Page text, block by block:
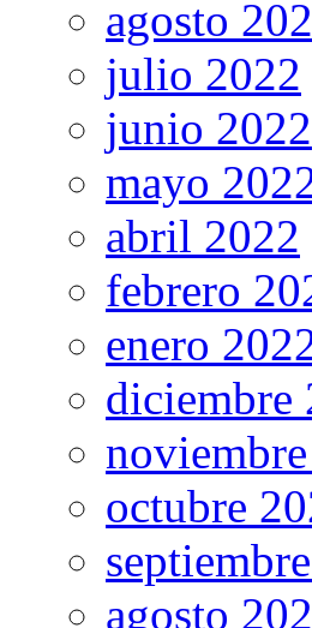
agosto
julio 2022
junio 2022
mayo
abril 2022
febrero
enero
diciembre
octubre
agosto